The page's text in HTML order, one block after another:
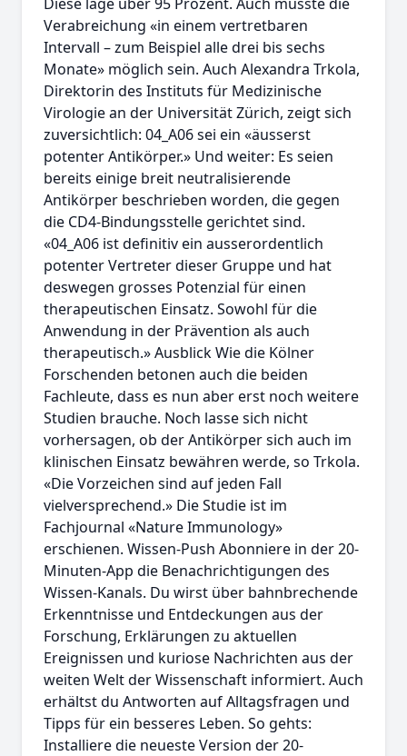
Verabreichung «in einem vertretbaren
Intervall – zum Beispiel alle drei bis sechs
Monate» möglich sein. Auch Alexandra Trkola,
Direktorin des Instituts für Medizinische
Virologie an der Universität Zürich, zeigt sich
zuversichtlich: 04_A06 sei ein «äusserst
potenter Antikörper.» Und weiter: Es seien
bereits einige breit neutralisierende
Antikörper beschrieben worden, die gegen
die CD4-Bindungsstelle gerichtet sind.
«04_A06 ist definitiv ein ausserordentlich
potenter Vertreter dieser Gruppe und hat
deswegen grosses Potenzial für einen
therapeutischen Einsatz. Sowohl für die
Anwendung in der Prävention als auch
therapeutisch.» Ausblick Wie die Kölner
Forschenden betonen auch die beiden
Fachleute, dass es nun aber erst noch weitere
Studien brauche. Noch lasse sich nicht
vorhersagen, ob der Antikörper sich auch im
klinischen Einsatz bewähren werde, so Trkola.
«Die Vorzeichen sind auf jeden Fall
vielversprechend.» Die Studie ist im
Fachjournal «Nature Immunology»
erschienen. Wissen-Push Abonniere in der 20-
Minuten-App die Benachrichtigungen des
Wissen-Kanals. Du wirst über bahnbrechende
Erkenntnisse und Entdeckungen aus der
Forschung, Erklärungen zu aktuellen
Ereignissen und kuriose Nachrichten aus der
weiten Welt der Wissenschaft informiert. Auch
erhältst du Antworten auf Alltagsfragen und
Tipps für ein besseres Leben. So gehts:
Installiere die neueste Version der 20-